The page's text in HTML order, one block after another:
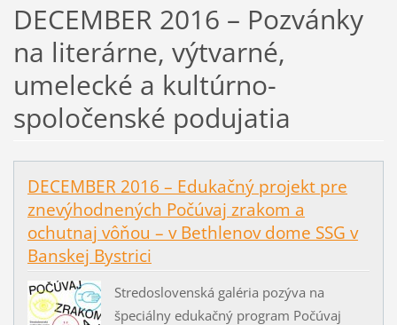
DECEMBER 2016 – Pozvánky
na literárne, výtvarné,
umelecké a kultúrno-
spoločenské podujatia
DECEMBER 2016 – Edukačný projekt pre
znevýhodnených Počúvaj zrakom a
ochutnaj vôňou – v Bethlenov dome SSG v
Banskej Bystrici
Stredoslovenská galéria pozýva na
špeciálny edukačný program Počúvaj